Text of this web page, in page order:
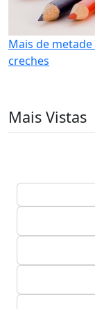
Mais de
creches
Mais Vistas